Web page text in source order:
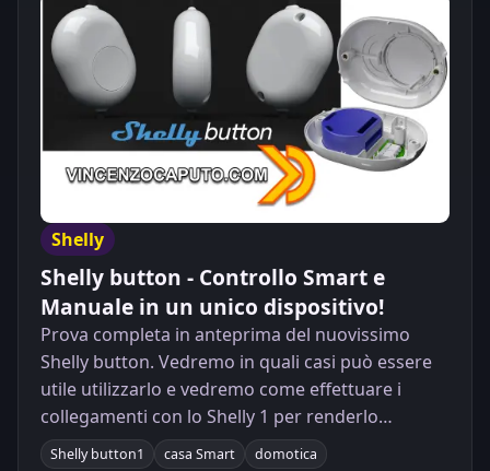
Shelly
Shelly button - Controllo Smart e
Manuale in un unico dispositivo!
Prova completa in anteprima del nuovissimo
Shelly button. Vedremo in quali casi può essere
utile utilizzarlo e vedremo come effettuare i
collegamenti con lo Shelly 1 per renderlo
perfettamente funzionante!
Shelly button1 casa Smart
domotica